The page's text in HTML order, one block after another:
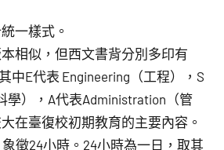
一樣式。
相似，但西文書背分別多印有
中E代表 Engineering（工程），S
學），A代表Administration（管
在臺復校初期教育的主要內容。
徵24小時。24小時為一日，取其